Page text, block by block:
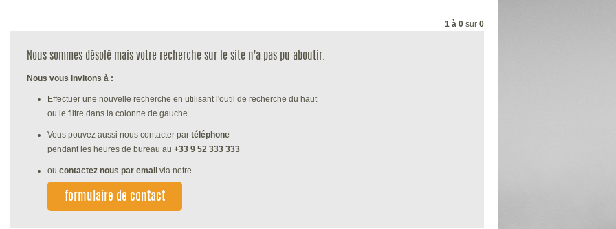
1 à 0 sur 0
Nous sommes désolé mais votre recherche sur le site n'a pas pu aboutir.
Nous vous invitons à :
Effectuer une nouvelle recherche en utilisant l'outil de recherche du haut
ou le filtre dans la colonne de gauche.
Vous pouvez aussi nous contacter par téléphone
pendant les heures de bureau au +33 9 52 333 333
ou contactez nous par email via notre
formulaire de contact